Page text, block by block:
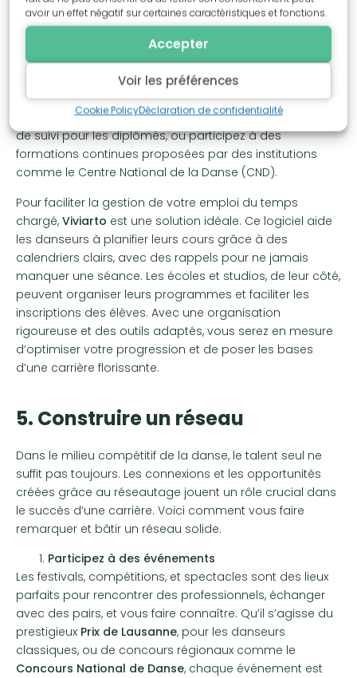
avoir un effet négatif sur certaines caractéristiques et fonctions.
Accepter
Voir les préférences
Cookie PolicyDéclaration de confidentialité
vos répétitions pour analyser vos mouvements et affiner
votre technique. Même après l’obtention de diplômes
comme le Certificat d’Études Chorégraphiques (CEC) ou
le Diplôme d’Études Chorégraphiques (DEC), qui valident
les bases ou une spécialisation plus poussée, il est
crucial de continuer à se perfectionner. Maintenez un lien
avec votre école, qui peut proposer des programmes
de suivi pour les diplômés, ou participez à des
formations continues proposées par des institutions
comme le Centre National de la Danse (CND).
Pour faciliter la gestion de votre emploi du temps
chargé, Viviarto est une solution idéale. Ce logiciel aide
les danseurs à planifier leurs cours grâce à des
calendriers clairs, avec des rappels pour ne jamais
manquer une séance. Les écoles et studios, de leur côté,
peuvent organiser leurs programmes et faciliter les
inscriptions des élèves. Avec une organisation
rigoureuse et des outils adaptés, vous serez en mesure
d’optimiser votre progression et de poser les bases
d’une carrière florissante.
5. Construire un réseau
Dans le milieu compétitif de la danse, le talent seul ne
suffit pas toujours. Les connexions et les opportunités
créées grâce au réseautage jouent un rôle crucial dans
le succès d’une carrière. Voici comment vous faire
remarquer et bâtir un réseau solide.
Participez à des événements
Les festivals, compétitions, et spectacles sont des lieux
parfaits pour rencontrer des professionnels, échanger
avec des pairs, et vous faire connaître. Qu’il s’agisse du
prestigieux Prix de Lausanne, pour les danseurs
classiques, ou de concours régionaux comme le
Concours National de Danse, chaque événement est